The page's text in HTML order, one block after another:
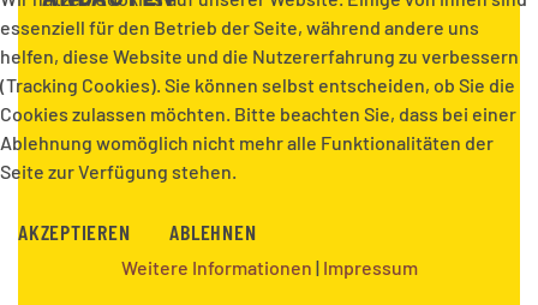
essenziell für den Betrieb der Seite, während andere uns
helfen, diese Website und die Nutzererfahrung zu verbessern
(Tracking Cookies). Sie können selbst entscheiden, ob Sie die
Cookies zulassen möchten. Bitte beachten Sie, dass bei einer
Ablehnung womöglich nicht mehr alle Funktionalitäten der
Seite zur Verfügung stehen.
AKZEPTIEREN ABLEHNEN
Weitere Informationen | Impressum